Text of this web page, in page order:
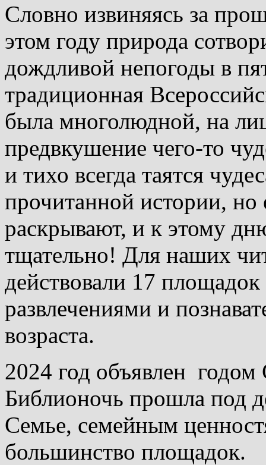
Словно извиняясь за
этом году природа
дождливой непогоды в
традиционная
была многолюдной, на
предвкушение чего-то
и тихо всегда таятся
прочитанной истории,
раскрывают, и к этому
тщательно! Для наших
действовали 17
развлечениями и
возраста.
2024 год объявлен
Библионочь прошла под
Семье, семейным
большинство площадок.